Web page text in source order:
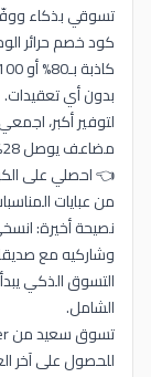
تسوقي بذكاء
بدون أي تعقيدات.
لتوفير أكبر،
مضاعف يوصل 28% أو أكثر على عبايات حرائر الفاخرة.
من عبايات
نصيحة أخيرة:
وشاركيه مع
التسوق الذكي
الشامل.
للحصول على آخر